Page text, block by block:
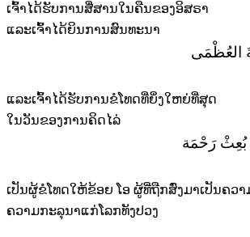
ເຈົ້າໄດ້ຮັບການສື່ສານໃນຄືນຂອງອິສຣາ
ແລະເຈົ້າໄດ້ຍິນການສົນທະນາ
العُظْمَى
ແລະເຈົ້າໄດ້ຮັບການຂໍໂທດທີ່ຍິ່ງໃຫຍ່ທີ່ສຸດ
ໃນວັນຂອງການຄິດໄລ່
رَحْمَة
ເປັນຜູ້ຂໍໂທດໃຫ້ຂ້ອຍ ໂອ ຜູ້ທີ່ຖືກສົ່ງມາເປັນຄວ
ຄວາມກະລຸນາແກ່ໂລກທັງປວງ